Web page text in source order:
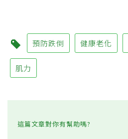
預防跌倒 健康老化
肌力
這篇文章對你有幫助嗎?